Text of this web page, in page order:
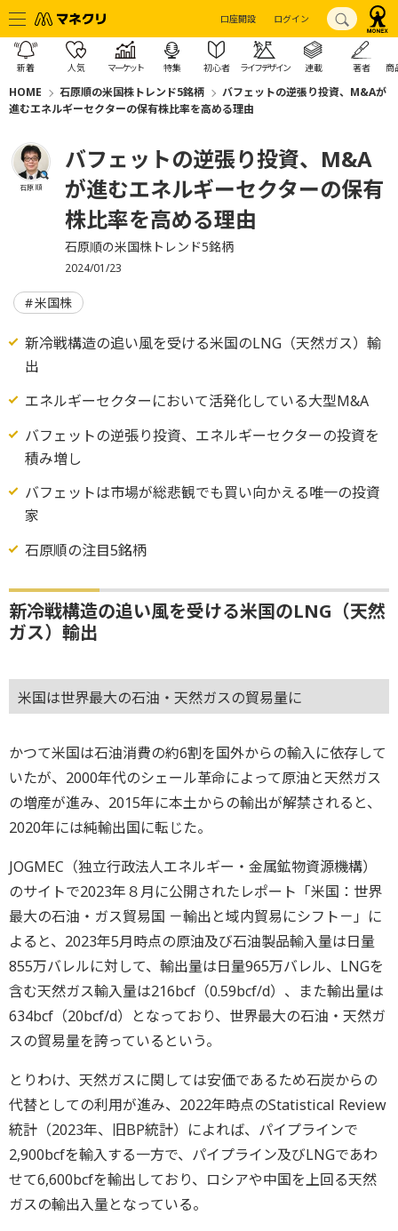
口座開設 ログイン
新着 人気 マーケット 特集 初心者 ライフデザイン 連載 著者 商
HOME 石原順の米国株トレンド5銘柄
バフェットの逆張り投資、M&Aが
進むエネルギーセクターの保有株比率を高める理由
石原 順
バフェットの逆張り投資、M&A
が進むエネルギーセクターの保有
株比率を高める理由
石原順の米国株トレンド5銘柄
2024/01/23
米国株
新冷戦構造の追い風を受ける米国のLNG（天然ガス）輸
出
エネルギーセクターにおいて活発化している大型M&A
バフェットの逆張り投資、エネルギーセクターの投資を
積み増し
バフェットは市場が総悲観でも買い向かえる唯一の投資
家
石原順の注目5銘柄
新冷戦構造の追い風を受ける米国のLNG（天然
ガス）輸出
米国は世界最大の石油・天然ガスの貿易量に
かつて米国は石油消費の約6割を国外からの輸入に依存して
いたが、2000年代のシェール革命によって原油と天然ガス
の増産が進み、2015年に本土からの輸出が解禁されると、
2020年には純輸出国に転じた。
JOGMEC（独立行政法人エネルギー・金属鉱物資源機構）
のサイトで2023年８月に公開されたレポート「米国：世界
最大の石油・ガス貿易国 －輸出と域内貿易にシフト－」に
よると、2023年5月時点の原油及び石油製品輸入量は日量
855万バレルに対して、輸出量は日量965万バレル、LNGを
含む天然ガス輸入量は216bcf（0.59bcf/d）、また輸出量は
634bcf（20bcf/d）となっており、世界最大の石油・天然ガ
スの貿易量を誇っているという。
とりわけ、天然ガスに関しては安価であるため石炭からの
代替としての利用が進み、2022年時点のStatistical Review
統計（2023年、旧BP統計）によれば、パイプラインで
2,900bcfを輸入する一方で、パイプライン及びLNGであわ
せて6,600bcfを輸出しており、ロシアや中国を上回る天然
ガスの輸出入量となっている。